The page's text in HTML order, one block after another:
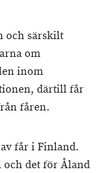
och särskilt
om
inom
därtill får
fåren.
får i Finland.
och det för Åland